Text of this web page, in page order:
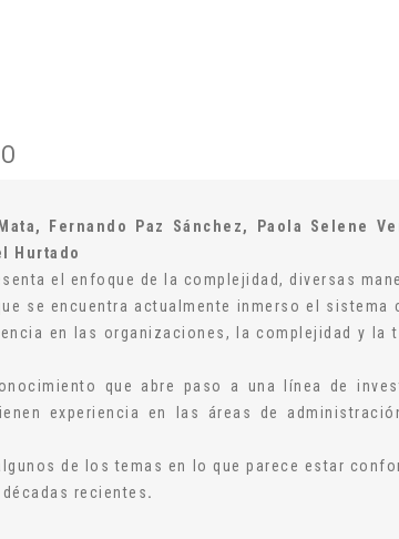
Fernando Paz Sánchez, Paola Selene
Hurtado
el enfoque de la complejidad, diversas
se encuentra actualmente inmerso el
en las organizaciones, la complejidad y la
que abre paso a una línea de
experiencia en las áreas de
de los temas en lo que parece estar
recientes.